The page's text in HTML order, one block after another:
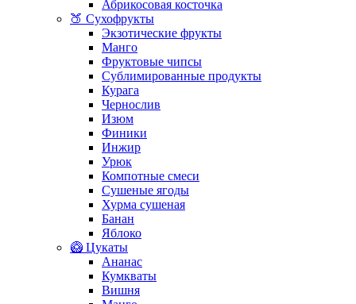
Абрикосовая косточка
🍑 Сухофрукты
Экзотические фрукты
Манго
Фруктовые чипсы
Сублимированные продукты
Курага
Чернослив
Изюм
Финики
Инжир
Урюк
Компотные смеси
Сушеные ягоды
Хурма сушеная
Банан
Яблоко
🥝 Цукаты
Ананас
Кумкваты
Вишня